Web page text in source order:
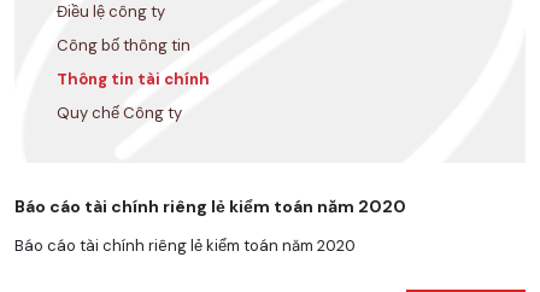
Điều lệ công ty
Công bố thông tin
Thông tin tài chính
Quy chế Công ty
Báo cáo tài chính riêng lẻ kiểm toán năm 2020
Báo cáo tài chính riêng lẻ kiểm toán năm 2020